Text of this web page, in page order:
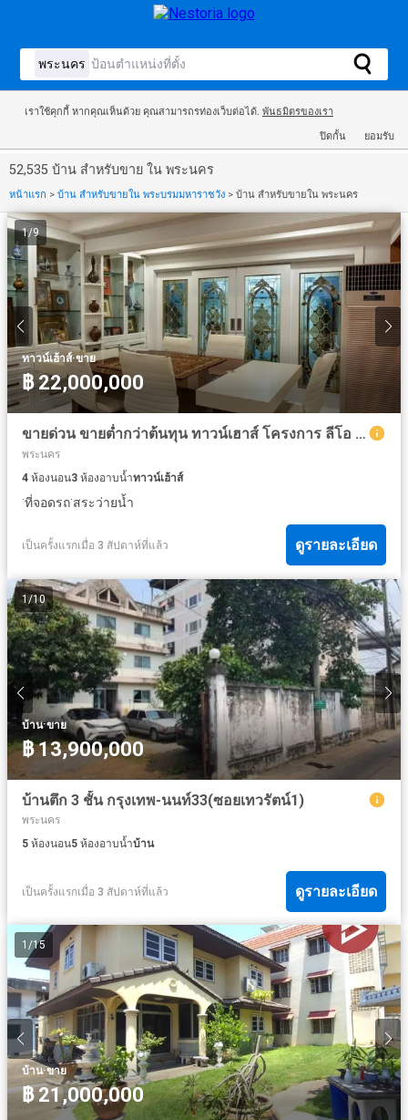
เราใช้คุกกี้ หากคุณเห็นด้วย คุณสามารถรท่องเว็บต่อได้. พันธมิตรของเรา
ปิดกั้น ยอมรับ
52,535 บ้าน สำหรับขาย ใน พระนคร
หน้าแรก > บ้าน สำหรับขายใน พระบรมมหาราชวัง > บ้าน สำหรับขายใน พระนคร
1/9
ทาวน์เฮ้าส์·ขาย
฿ 22,000,000
ขายด่วน ขายต่ำกว่าต้นทุน ทาวน์เฮาส์ โครงการ ลีโอ คลาสสิค ใจกลาง สุขุมวิท 39 มีลิฟท์ส่วนตัว
พระนคร
4 ห้องนอน3 ห้องอาบน้ำทาวน์เฮ้าส์
·ที่จอดรถ·สระว่ายน้ำ
เป็นครั้งแรกเมื่อ 3 สัปดาห์ที่แล้ว ดูรายละเอียด
1/10
บ้าน·ขาย
฿ 13,900,000
บ้านตึก 3 ชั้น กรุงเทพ-นนท์33(ซอยเทวรัตน์1)
พระนคร
5 ห้องนอน5 ห้องอาบน้ำบ้าน
เป็นครั้งแรกเมื่อ 3 สัปดาห์ที่แล้ว ดูรายละเอียด
1 /15
บ้าน·ขาย
฿ 21,000,000